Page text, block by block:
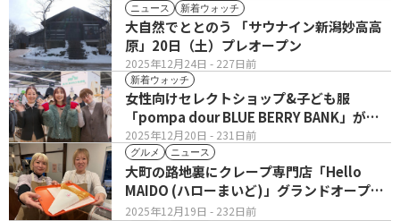
ニュース 新着ウォッチ
2025年12月24日 - 227日前
大自然でととのう 「サウナイン新潟妙高高
原」20日（土）プレオープン
新着ウォッチ
2025年12月20日 - 231日前
女性向けセレクトショップ&子ども服
「pompa dour BLUE BERRY BANK」が移
転オープン！
グルメ ニュース
2025年12月19日 - 232日前
大町の路地裏にクレープ専門店「Hello
MAIDO (ハローまいど)」グランドオープ
ン！